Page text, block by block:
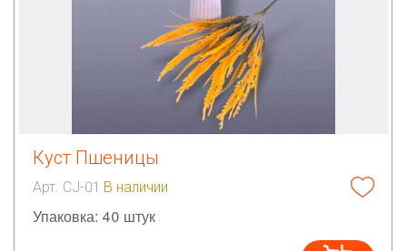
Куст Пшеницы
Арт. CJ-01 В наличии
Упаковка: 40 штук